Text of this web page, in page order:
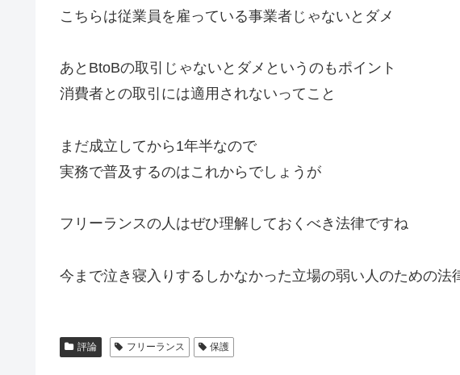
こちらは従業員を雇っている事業者じゃないとダメ
あとBtoBの取引じゃないとダメというのもポイント
消費者との取引には適用されないってこと
まだ成立してから1年半なので
実務で普及するのはこれからでしょうが
フリーランスの人はぜひ理解しておくべき法律ですね
今まで泣き寝入りするしかなかった立場の弱い人のための法
評論 フリーランス 保護